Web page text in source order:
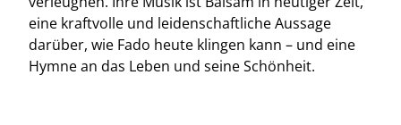
eine kraftvolle und leidenschaftliche Aussage
darüber, wie Fado heute klingen kann – und eine
Hymne an das Leben und seine Schönheit.